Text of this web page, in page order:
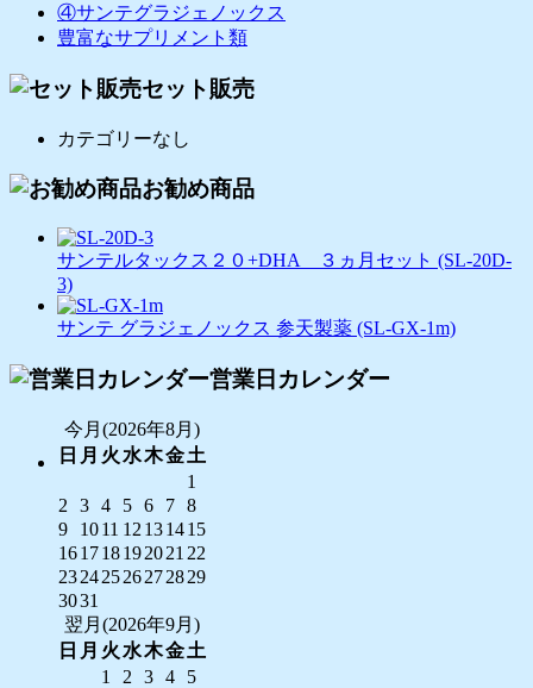
④サンテグラジェノックス
豊富なサプリメント類
セット販売
カテゴリーなし
お勧め商品
サンテルタックス２０+DHA ３ヵ月セット (SL-20D-
3)
サンテ グラジェノックス 参天製薬 (SL-GX-1m)
営業日カレンダー
今月(2026年8月)
日 月 火 水木金土
1
2
3 4 5 6 7 8
9
1011 12 131415
161718192021 22
23242526272829
3031
翌月(2026年9月)
日 月 火 水木金土
1
2 3 4
5